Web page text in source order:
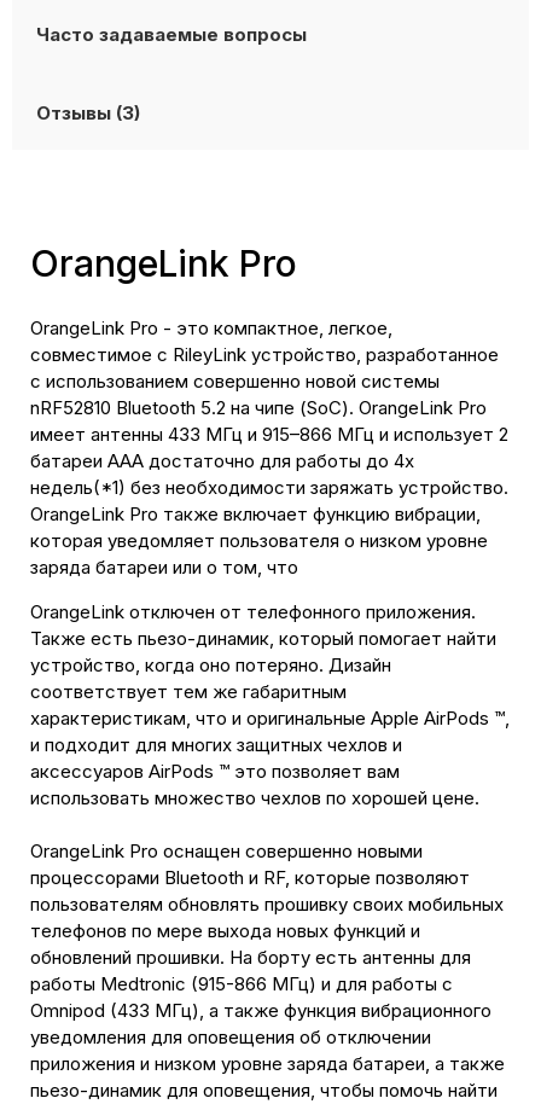
Часто задаваемые вопросы
Отзывы (3)
OrangeLink Pro
OrangeLink Pro - это компактное, легкое,
совместимое с RileyLink устройство, разработанное
с использованием совершенно новой системы
nRF52810 Bluetooth 5.2 на чипе (SoC). OrangeLink Pro
имеет антенны 433 МГц и 915–866 МГц и использует 2
батареи AAA достаточно для работы до 4х
недель(*1) без необходимости заряжать устройство.
OrangeLink Pro также включает функцию вибрации,
которая уведомляет пользователя о низком уровне
заряда батареи или о том, что
OrangeLink отключен от телефонного приложения.
Также есть пьезо-динамик, который помогает найти
устройство, когда оно потеряно. Дизайн
соответствует тем же габаритным
характеристикам, что и оригинальные Apple AirPods ™,
и подходит для многих защитных чехлов и
аксессуаров AirPods ™ это позволяет вам
использовать множество чехлов по хорошей цене.
OrangeLink Pro оснащен совершенно новыми
процессорами Bluetooth и RF, которые позволяют
пользователям обновлять прошивку своих мобильных
телефонов по мере выхода новых функций и
обновлений прошивки. На борту есть антенны для
работы Medtronic (915-866 МГц) и для работы с
Omnipod (433 МГц), а также функция вибрационного
уведомления для оповещения об отключении
приложения и низком уровне заряда батареи, а также
пьезо-динамик для оповещения, чтобы помочь найти